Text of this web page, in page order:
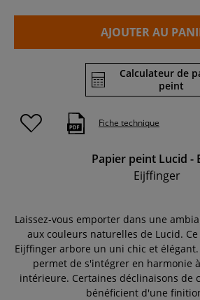
AJOUTER AU
Calculateur de
peint
Fiche technique
Papier peint Lucid -
Eijffinger
Laissez-vous emporter dans une
aux couleurs naturelles de Lucid.
Eijffinger arbore un uni chic et
permet de s'intégrer en harmonie
intérieure. Certaines déclinaisons de
bénéficient d'une